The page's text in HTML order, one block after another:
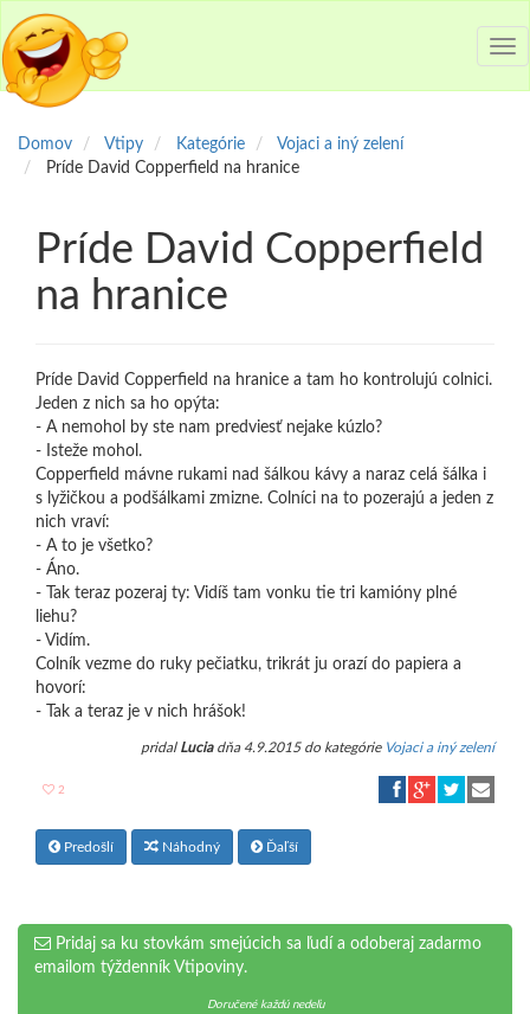
Domov Vtipy Kategórie
Vojaci a iný zelení
Príde David Copperfield na hranice
Príde David Copperfield
na hranice
Príde David Copperfield na hranice a tam ho kontrolujú colnici.
Jeden z nich sa ho opýta:
- A nemohol by ste nam predviesť nejake kúzlo?
- Isteže mohol.
Copperfield mávne rukami nad šálkou kávy a naraz celá šálka i
s lyžičkou a podšálkami zmizne. Colníci na to pozerajú a jeden z
nich vraví:
- A to je všetko?
- Áno.
- Tak teraz pozeraj ty: Vidíš tam vonku tie tri kamióny plné
liehu?
- Vidím.
Colník vezme do ruky pečiatku, trikrát ju orazí do papiera a
hovorí:
- Tak a teraz je v nich hrášok!
pridal Luciadňa 4.9.2015 do kategórie Vojaci a iný zelení
2
Predošlí Náhodný Ďaľší
Pridaj sa ku stovkám smejúcich sa ľudí a odoberaj zadarmo
emailom týždenník Vtipoviny.
Doručené každú nedeľu